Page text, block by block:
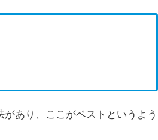
あり、ここがベストというよう